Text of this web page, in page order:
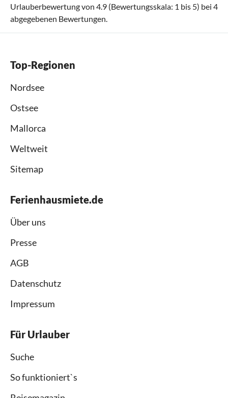
Urlauberbewertung von 4.9 (Bewertungsskala: 1 bis 5) bei 4
abgegebenen Bewertungen.
Top-Regionen
Nordsee
Ostsee
Mallorca
Weltweit
Sitemap
Ferienhausmiete.de
Über uns
Presse
AGB
Datenschutz
Impressum
Für Urlauber
Suche
So funktioniert`s